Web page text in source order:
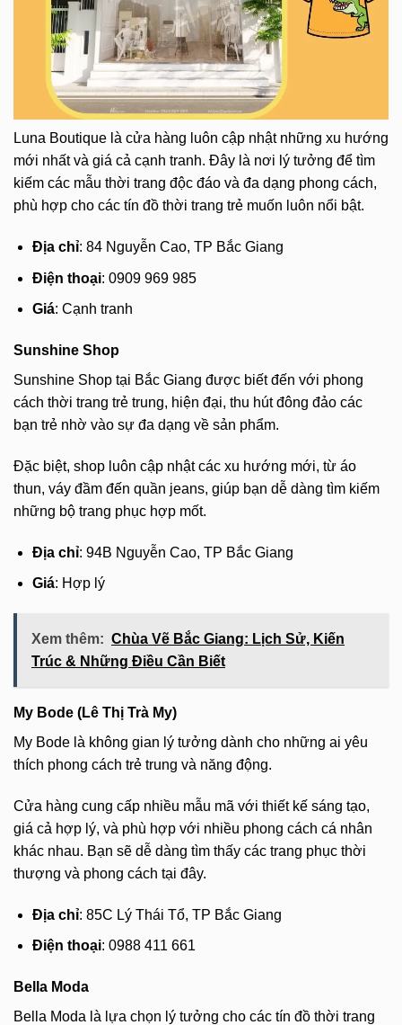
Luna Boutique là cửa hàng luôn cập nhật những xu hướng
mới nhất và giá cả cạnh tranh. Đây là nơi lý tưởng để tìm
kiếm các mẫu thời trang độc đáo và đa dạng phong cách,
phù hợp cho các tín đồ thời trang trẻ muốn luôn nổi bật.
Địa chỉ: 84 Nguyễn Cao, TP Bắc Giang
Điện thoại: 0909 969 985
Giá: Cạnh tranh
Sunshine Shop
Sunshine Shop tại Bắc Giang được biết đến với phong
cách thời trang trẻ trung, hiện đại, thu hút đông đảo các
bạn trẻ nhờ vào sự đa dạng về sản phẩm.
Đặc biệt, shop luôn cập nhật các xu hướng mới, từ áo
thun, váy đầm đến quần jeans, giúp bạn dễ dàng tìm kiếm
những bộ trang phục hợp mốt.
Địa chỉ: 94B Nguyễn Cao, TP Bắc Giang
Giá: Hợp lý
Xem thêm: Chùa Vẽ Bắc Giang: Lịch Sử, Kiến
Trúc & Những Điều Cần Biết
My Bode (Lê Thị Trà My)
My Bode là không gian lý tưởng dành cho những ai yêu
thích phong cách trẻ trung và năng động.
Cửa hàng cung cấp nhiều mẫu mã với thiết kế sáng tạo,
giá cả hợp lý, và phù hợp với nhiều phong cách cá nhân
khác nhau. Bạn sẽ dễ dàng tìm thấy các trang phục thời
thượng và phong cách tại đây.
Địa chỉ: 85C Lý Thái Tổ, TP Bắc Giang
Điện thoại: 0988 411 661
Bella Moda
Bella Moda là lựa chọn lý tưởng cho các tín đồ thời trang